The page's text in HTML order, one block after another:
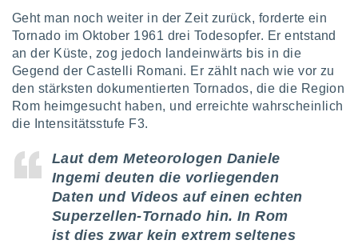
Geht man noch weiter in der Zeit zurück, forderte ein
Tornado im Oktober 1961 drei Todesopfer. Er entstand
an der Küste, zog jedoch landeinwärts bis in die
Gegend der Castelli Romani. Er zählt nach wie vor zu
den stärksten dokumentierten Tornados, die die Region
Rom heimgesucht haben, und erreichte wahrscheinlich
die Intensitätsstufe F3.
Laut dem Meteorologen Daniele
Ingemi deuten die vorliegenden
Daten und Videos auf einen echten
Superzellen-Tornado hin. In Rom
ist dies zwar kein extrem seltenes